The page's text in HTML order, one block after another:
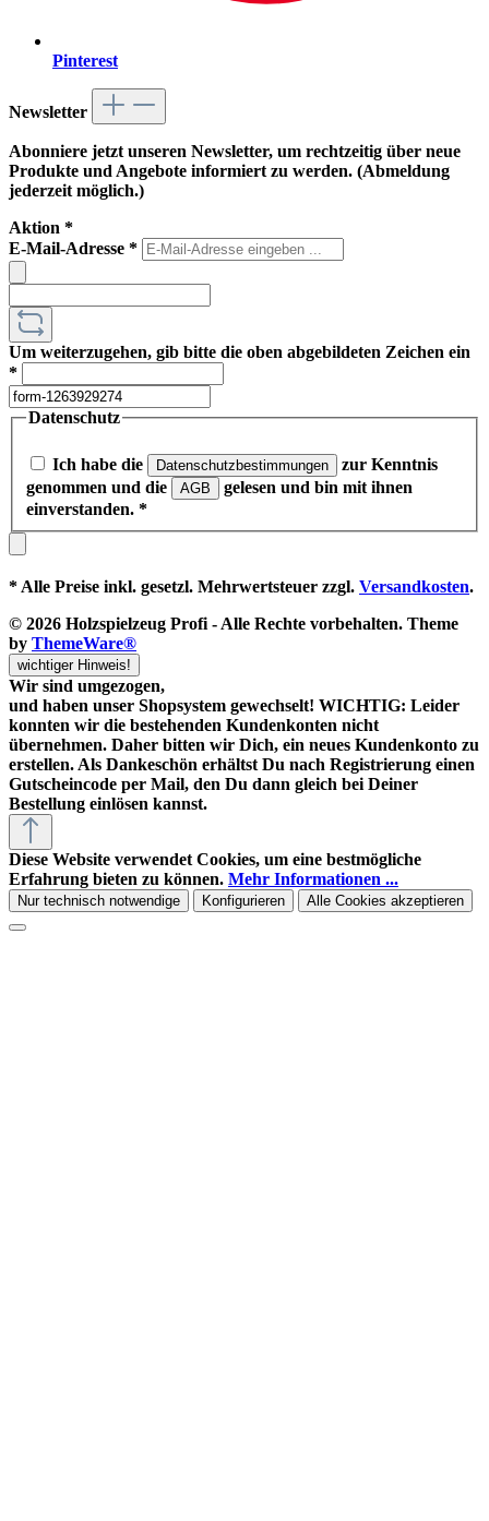
Pinterest
Newsletter
Abonniere jetzt unseren Newsletter, um rechtzeitig über neue
Produkte und Angebote informiert zu werden. (Abmeldung
jederzeit möglich.)
Aktion *
E-Mail-Adresse *
Um weiterzugehen, gib bitte die oben abgebildeten Zeichen ein
*
Datenschutz
Ich habe die Datenschutzbestimmungen
zur Kenntnis
genommen und die
AGB
gelesen und bin mit ihnen
einverstanden. *
* Alle Preise inkl. gesetzl. Mehrwertsteuer zzgl. Versandkosten.
© 2026 Holzspielzeug Profi - Alle Rechte vorbehalten. Theme
by ThemeWare®
wichtiger Hinweis!
Wir sind umgezogen,
und haben unser Shopsystem gewechselt! WICHTIG: Leider
konnten wir die bestehenden Kundenkonten nicht
übernehmen. Daher bitten wir Dich, ein neues Kundenkonto zu
erstellen. Als Dankeschön erhältst Du nach Registrierung einen
Gutscheincode per Mail, den Du dann gleich bei Deiner
Bestellung einlösen kannst.
Diese Website verwendet Cookies, um eine bestmögliche
Erfahrung bieten zu können. Mehr Informationen ...
Nur technisch notwendige Konfigurieren Alle Cookies akzeptieren